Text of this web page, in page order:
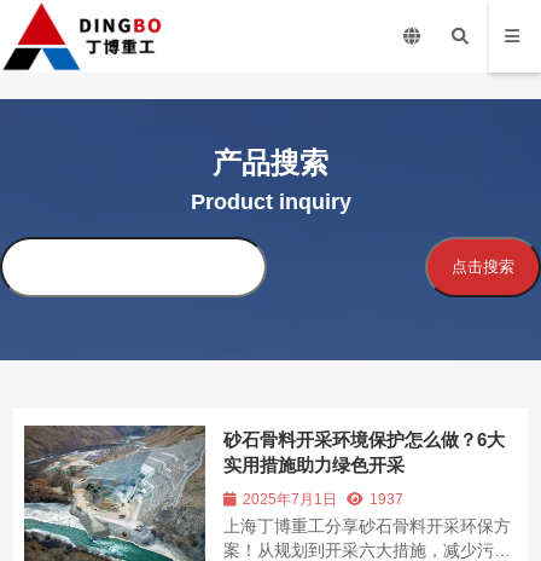
产品搜索
Product inquiry
点击搜索
砂石骨料开采环境保护怎么做？6大
实用措施助力绿色开采
2025年7月1日 1937
上海丁博重工分享砂石骨料开采环保方
案！从规划到开采六大措施，减少污